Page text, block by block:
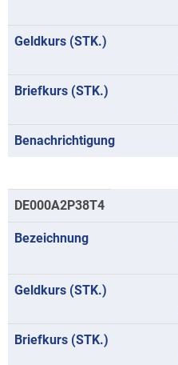
DE000A2P38T4